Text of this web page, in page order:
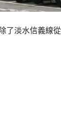
了淡水信義線